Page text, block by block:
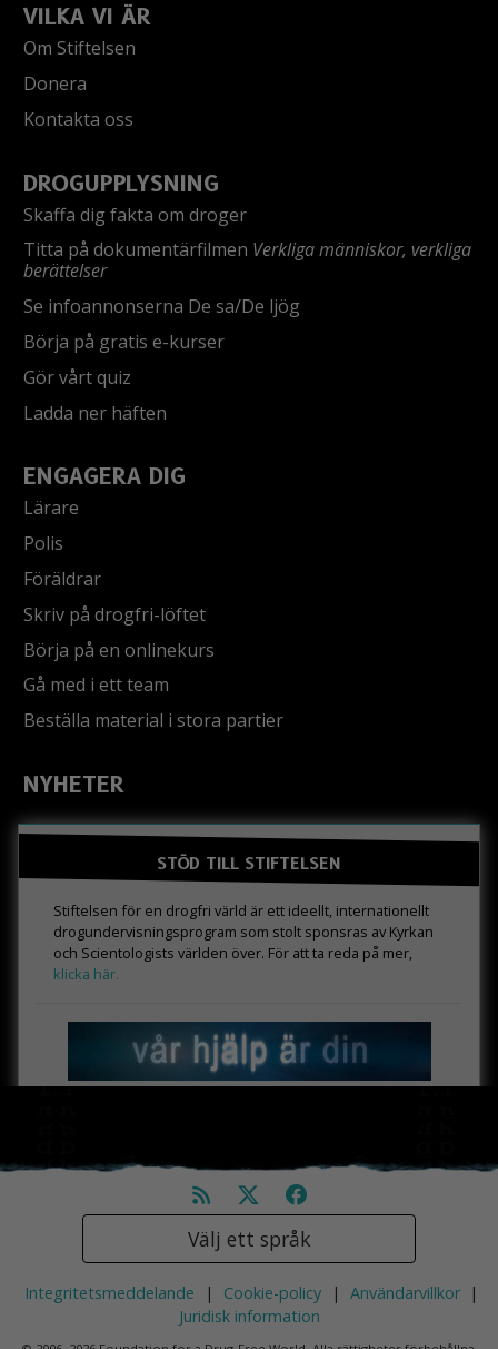
VILKA VI ÄR
Om Stiftelsen
Donera
Kontakta oss
DROGUPPLYSNING
Skaffa dig fakta om droger
Titta på dokumentärfilmen Verkliga människor, verkliga
berättelser
Se infoannonserna De sa/De ljög
Börja på gratis e-kurser
Gör vårt quiz
Ladda ner häften
ENGAGERA DIG
Lärare
Polis
Föräldrar
Skriv på drogfri-löftet
Börja på en onlinekurs
Gå med i ett team
Beställa material i stora partier
NYHETER
STÖD TILL STIFTELSEN
Stiftelsen för en drogfri värld är ett ideellt, internationellt
drogundervisningsprogram som stolt sponsras av Kyrkan
och Scientologists världen över. För att ta reda på mer,
klicka här.
Välj ett språk
Integritetsmeddelande | Cookie-policy | Användarvillkor
|
Juridisk information